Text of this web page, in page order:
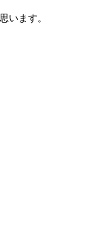
います。